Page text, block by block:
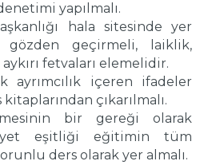
yapılmalı.
hala sitesinde yer
gözden geçirmeli, laiklik,
fetvaları elemelidir.
ayrımcılık içeren ifadeler
çıkarılmalı.
bir gereği olarak
eşitliği eğitimin tüm
ders olarak yer almalı.